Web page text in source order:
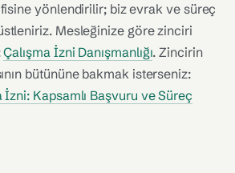
yönlendirilir; biz evrak ve süreç
Mesleğinize göre zinciri
Çalışma İzni Danışmanlığı. Zincirin
bütününe bakmak isterseniz:
İzni: Kapsamlı Başvuru ve Süreç